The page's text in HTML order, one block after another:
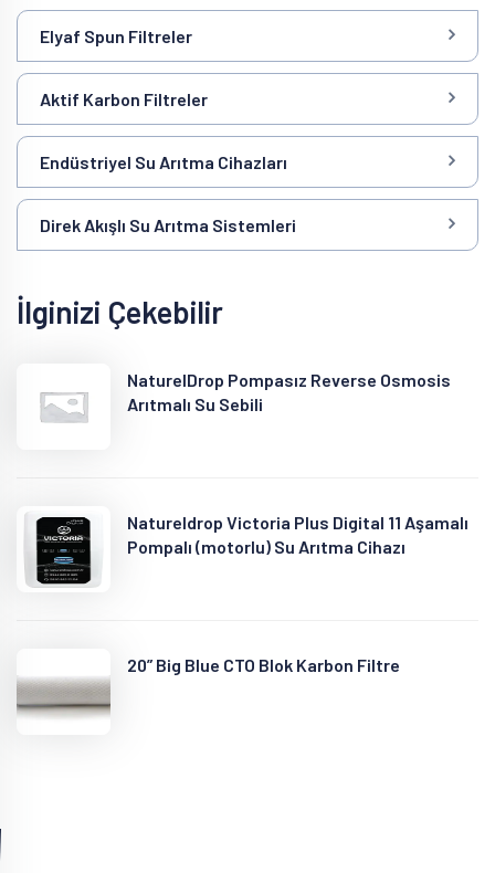
Elyaf Spun Filtreler
Aktif Karbon Filtreler
Endüstriyel Su Arıtma Cihazları
Direk Akışlı Su Arıtma Sistemleri
İlginizi Çekebilir
NaturelDrop Pompasız Reverse Osmosis
Arıtmalı Su Sebili
Natureldrop Victoria Plus Digital 11 Aşamalı
Pompalı (motorlu) Su Arıtma Cihazı
20” Big Blue CTO Blok Karbon Filtre